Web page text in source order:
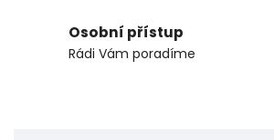
Osobní přístup
Rádi Vám poradíme